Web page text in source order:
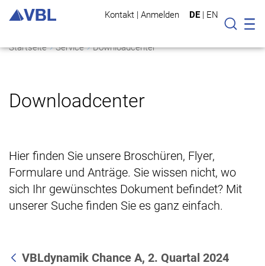
Kontakt | Anmelden DE | EN
Suche
Startseite Service Downloadcenter
Downloadcenter
Hier finden Sie unsere Broschüren, Flyer,
Formulare und Anträge. Sie wissen nicht, wo
sich Ihr gewünschtes Dokument befindet? Mit
unserer Suche finden Sie es ganz einfach.
VBLdynamik Chance A, 2. Quartal 2024